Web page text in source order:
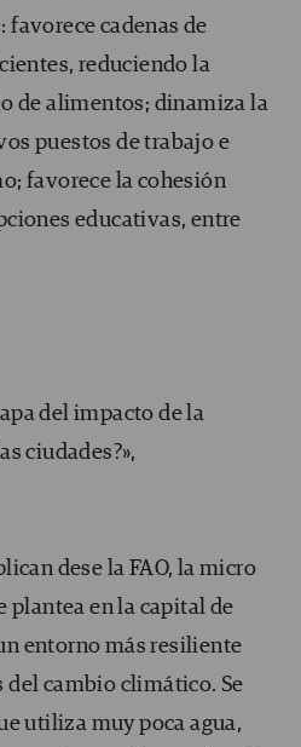
favorece cadenas de
reduciendo la
de alimentos; dinamiza la
puestos de trabajo e
favorece la cohesión
educativas, entre
del impacto de la
ciudades?»,
dese la FAO, la micro
plantea en la capital de
entorno más resiliente
del cambio climático. Se
utiliza muy poca agua,